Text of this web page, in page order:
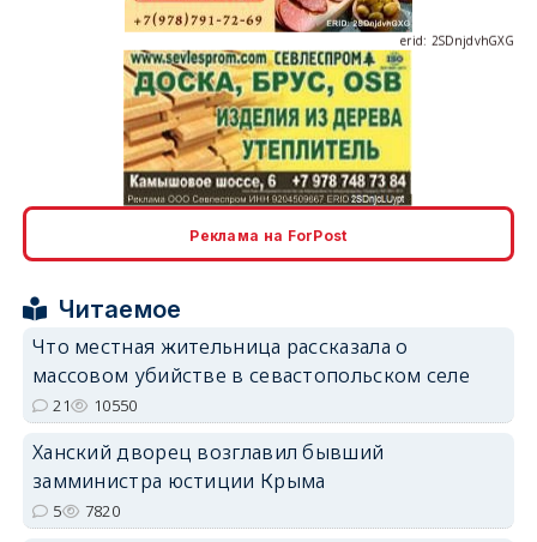
Реклама на ForPost
Читаемое
Что местная жительница рассказала о
массовом убийстве в севастопольском селе
21 10550
Ханский дворец возглавил бывший
замминистра юстиции Крыма
5 7820